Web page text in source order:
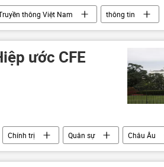
thông Việt Nam
thông tin
Xã hội
ước CFE
Chính trị Quân sự
Châu Âu